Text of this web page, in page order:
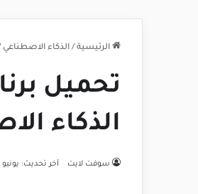
الرئيسية / الذكاء الاصطناعي
الذكاء
سوفت لايت آخر تحديث: يونيو 27, 2026